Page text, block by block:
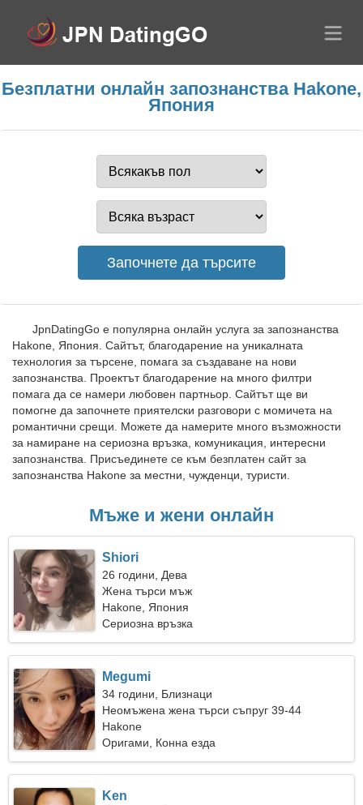
Безплатни онлайн запознанства Hakone,
Япония
JpnDatingGo е популярна онлайн услуга за запознанства
Hakone, Япония. Сайтът, благодарение на уникалната
технология за търсене, помага за създаване на нови
запознанства. Проектът благодарение на много филтри
помага да се намери любовен партньор. Сайтът ще ви
помогне да започнете приятелски разговори с момичета на
романтични срещи. Можете да намерите много възможности
за намиране на сериозна връзка, комуникация, интересни
запознанства. Присъединете се към безплатен сайт за
запознанства Hakone за местни, чужденци, туристи.
Мъже и жени онлайн
Shiori
26 години, Дева
Жена търси мъж
Hakone, Япония
Сериозна връзка
Megumi
34 години, Близнаци
Неомъжена жена търси съпруг 39-44
Hakone
Оригами, Конна езда
Ken